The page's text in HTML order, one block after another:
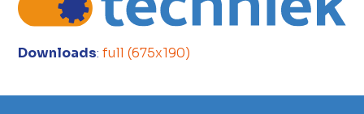
Downloads:full (675x190)